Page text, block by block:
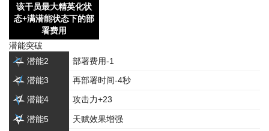
该干员最大精英化状
态+满潜能状态下的部
署费用
潜能突破
潜能2
部署费用-1
潜能3 再部署时间-4秒
潜能4 攻击力+23
潜能5 天赋效果增强